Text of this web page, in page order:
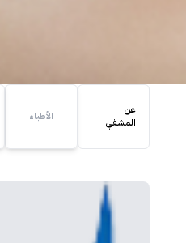
عن
المشفي
الأطباء